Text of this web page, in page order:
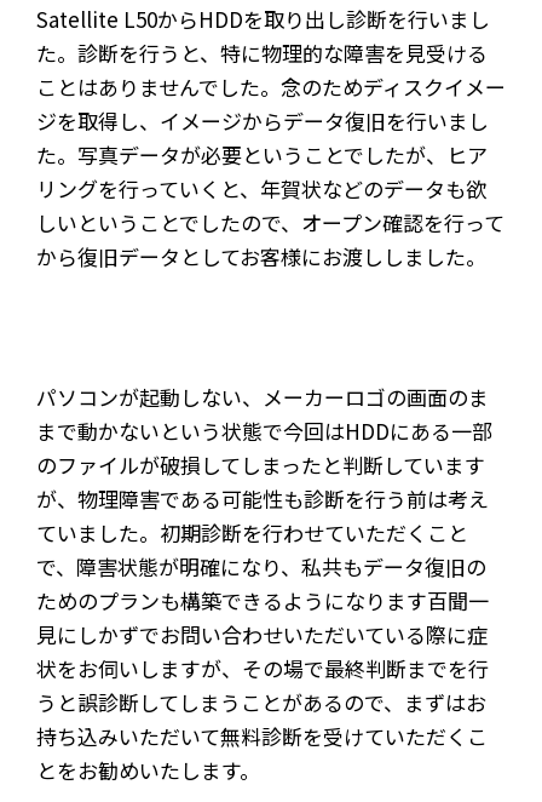
Satellite L50からHDDを取り出し診断を行いまし
た。診断を行うと、特に物理的な障害を見受ける
ことはありませんでした。念のためディスクイメー
ジを取得し、イメージからデータ復旧を行いまし
た。写真データが必要ということでしたが、ヒア
リングを行っていくと、年賀状などのデータも欲
しいということでしたので、オープン確認を行って
から復旧データとしてお客様にお渡ししました。
パソコンが起動しない、メーカーロゴの画面のま
まで動かないという状態で今回はHDDにある一部
のファイルが破損してしまったと判断しています
が、物理障害である可能性も診断を行う前は考え
ていました。初期診断を行わせていただくこと
で、障害状態が明確になり、私共もデータ復旧の
ためのプランも構築できるようになります百聞一
見にしかずでお問い合わせいただいている際に症
状をお伺いしますが、その場で最終判断までを行
うと誤診断してしまうことがあるので、まずはお
持ち込みいただいて無料診断を受けていただくこ
とをお勧めいたします。